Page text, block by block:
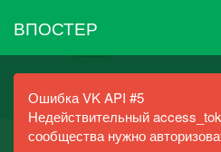
ВПОСТЕР
Ошибка VK API #5
Недействительный
сообщества нужно